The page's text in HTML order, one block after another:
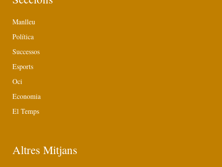
Manlleu
Política
Successos
Esports
Oci
Economia
El Temps
Altres Mitjans